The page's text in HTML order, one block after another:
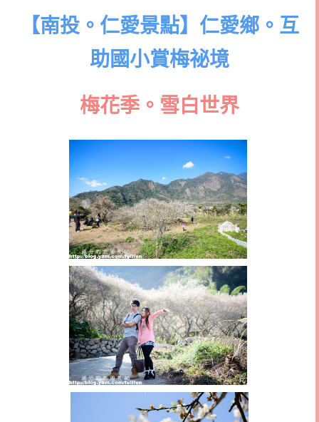
【南投。仁愛景點】仁愛鄉。互
助國小賞梅祕境
梅花季。雪白世界